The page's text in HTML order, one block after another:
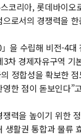
코리아, 롯데바이
로서의 경쟁력을
을 수립해 비전-4
차 경제자유구역
정합성을 확보한
한 점이 돋보인다”
력을 높이기 위한
생활권 통합과 물류